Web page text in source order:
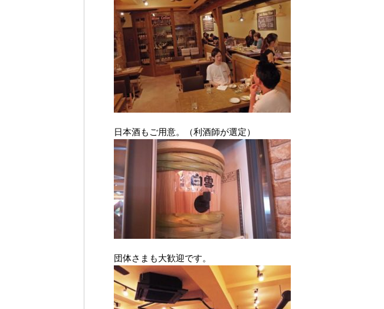
日本酒もご用意。（利酒師が選定）
団体さまも大歓迎です。